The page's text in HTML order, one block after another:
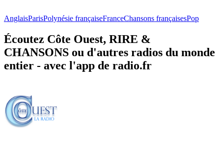
AnglaisParisPolynésie françaiseFranceChansons françaisesPop
Écoutez Côte Ouest, RIRE &
CHANSONS ou d'autres radios du monde
entier - avec l'app de radio.fr